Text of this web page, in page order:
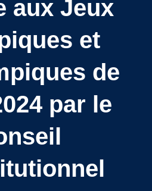
aux Jeux
et
de
par le